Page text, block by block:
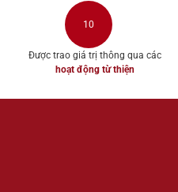
10
Được trao giá trị thông qua các
hoạt động từ thiện